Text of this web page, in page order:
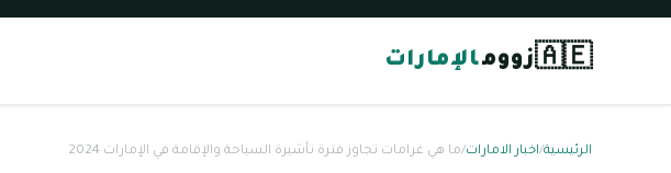
🇦🇪زوومالإمارات
الرئيسية/اخبار الامارات/ما هي غرامات تجاوز فترة تأشيرة السياحة والإقامة في الإمارات 2024